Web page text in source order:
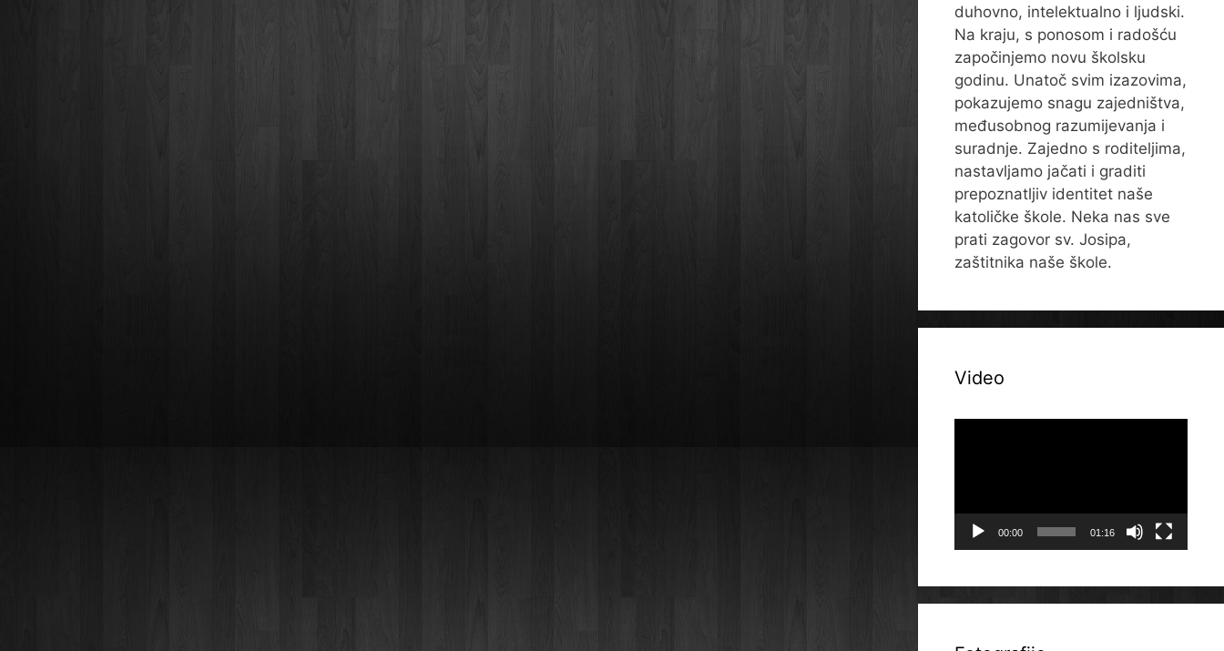
duhovno, intelektualno i ljudski.
Na kraju, s ponosom i radošću
započinjemo novu školsku
godinu. Unatoč svim izazovima,
pokazujemo snagu zajedništva,
međusobnog razumijevanja i
suradnje. Zajedno s roditeljima,
nastavljamo jačati i graditi
prepoznatljiv identitet naše
katoličke škole. Neka nas sve
prati zagovor sv. Josipa,
zaštitnika naše škole.
Video
00:00 01:16